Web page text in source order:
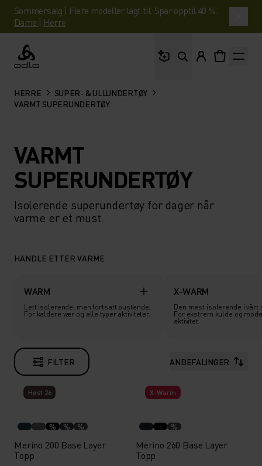
Sommersalg | Flere modeller lagt til. Spar opptil 40 %.
Dame | Herre
Odlo
HERRE
SUPER- & ULLUNDERTØY
VARMT SUPERUNDERTØY
VARMT
SUPERUNDERTØY
Isolerende superundertøy for dager når
varme er et must.
HANDLE ETTER VARME
WARM
Lett isolerende, men fortsatt pustende.
For kaldere vær og alle typer aktiviteter.
X-WARM
Den mest isolerende i vårt
For ekstrem kulde og
aktivitet.
FILTER ANBEFALINGER
Høst 26
% % %
Merino 200 Base Layer
Topp
X-Warm
%
Merino 260 Base Layer
Topp